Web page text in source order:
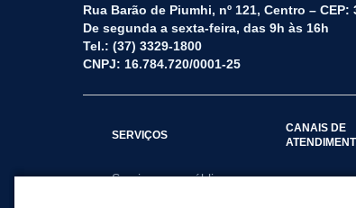
Rua Barão de Piumhi, nº 121, Centro – CEP:
De segunda a sexta-feira, das 9h às 16h
Tel.: (37) 3329-1800
CNPJ: 16.784.720/0001-25
SERVIÇOS
Serviços por público
CANAIS DE